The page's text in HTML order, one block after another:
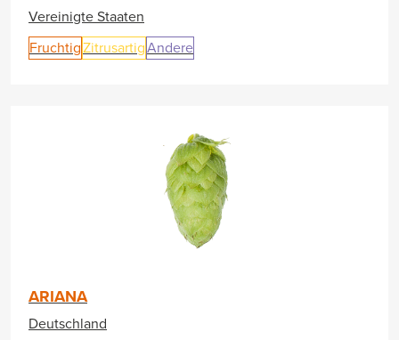
Vereinigte Staaten
FruchtigZitrusartigAndere
ARIANA
Deutschland